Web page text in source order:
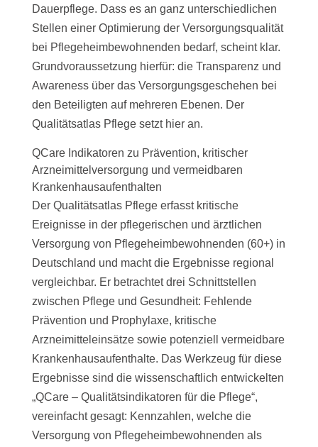
Dauerpflege. Dass es an ganz unterschiedlichen
Stellen einer Optimierung der Versorgungsqualität
bei Pflegeheimbewohnenden bedarf, scheint klar.
Grundvoraussetzung hierfür: die Transparenz und
Awareness über das Versorgungsgeschehen bei
den Beteiligten auf mehreren Ebenen. Der
Qualitätsatlas Pflege setzt hier an.
QCare Indikatoren zu Prävention, kritischer
Arzneimittelversorgung und vermeidbaren
Krankenhausaufenthalten
Der Qualitätsatlas Pflege erfasst kritische
Ereignisse in der pflegerischen und ärztlichen
Versorgung von Pflegeheimbewohnenden (60+) in
Deutschland und macht die Ergebnisse regional
vergleichbar. Er betrachtet drei Schnittstellen
zwischen Pflege und Gesundheit: Fehlende
Prävention und Prophylaxe, kritische
Arzneimitteleinsätze sowie potenziell vermeidbare
Krankenhausaufenthalte. Das Werkzeug für diese
Ergebnisse sind die wissenschaftlich entwickelten
„QCare – Qualitätsindikatoren für die Pflege“,
vereinfacht gesagt: Kennzahlen, welche die
Versorgung von Pflegeheimbewohnenden als